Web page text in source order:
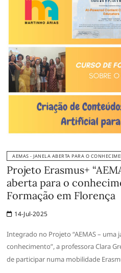
AEMAS - JANELA ABERTA PARA O
Projeto Erasmus+
aberta para o
Formação em Florença
14-Jul-2025
Integrado no Projeto “AEMAS – uma
conhecimento”, a professora Clara
de participar numa mobilidade